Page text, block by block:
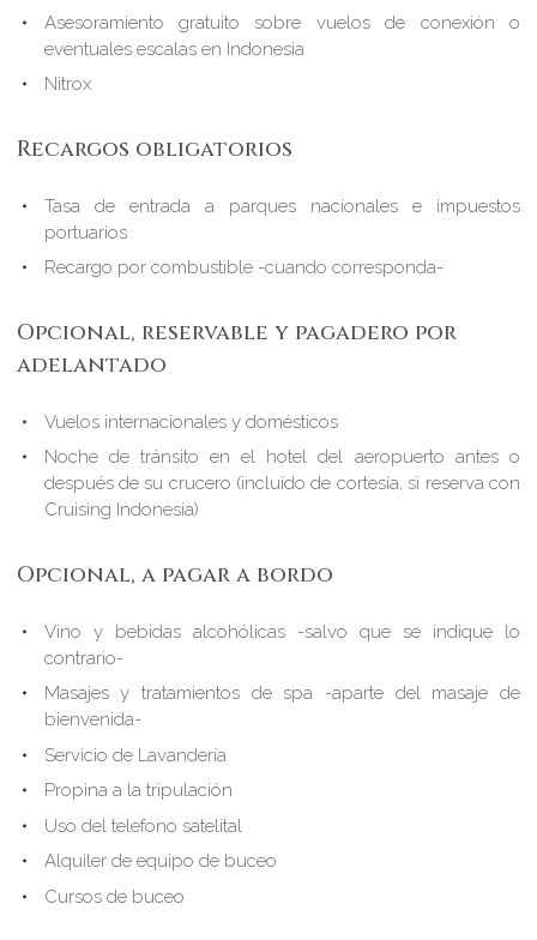
Asesoramiento gratuito sobre vuelos de conexión o
eventuales escalas en Indonesia
Nitrox
Recargos obligatorios
Tasa de entrada a parques nacionales e impuestos
portuarios
Recargo por combustible -cuando corresponda-
Opcional, reservable y pagadero por
adelantado
Vuelos internacionales y domésticos
Noche de tránsito en el hotel del aeropuerto antes o
después de su crucero (incluido de cortesía, si reserva con
Cruising Indonesia)
Opcional, a pagar a bordo
Vino y bebidas alcohólicas -salvo que se indique lo
contrario-
Masajes y tratamientos de spa -aparte del masaje de
bienvenida-
Servicio de Lavandería
Propina a la tripulación
Uso del telefono satelital
Alquiler de equipo de buceo
Cursos de buceo